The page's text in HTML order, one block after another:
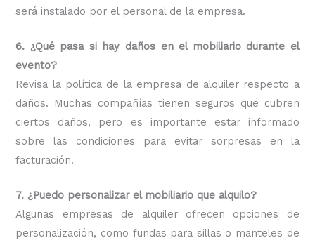
será instalado por el personal de la empresa.
6. ¿Qué pasa si hay daños en el mobiliario durante el
evento?
Revisa la política de la empresa de alquiler respecto a
daños. Muchas compañías tienen seguros que cubren
ciertos daños, pero es importante estar informado
sobre las condiciones para evitar sorpresas en la
facturación.
7. ¿Puedo personalizar el mobiliario que alquilo?
Algunas empresas de alquiler ofrecen opciones de
personalización, como fundas para sillas o manteles de